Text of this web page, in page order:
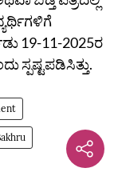
19-11-2025ರ
ಸ್ಪಷ್ಟಪಡಿಸಿತ್ತು.